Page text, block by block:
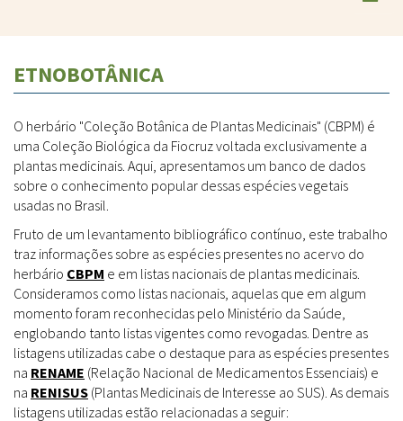
ETNOBOTÂNICA
O herbário "Coleção Botânica de Plantas Medicinais" (CBPM) é
uma Coleção Biológica da Fiocruz voltada exclusivamente a
plantas medicinais. Aqui, apresentamos um banco de dados
sobre o conhecimento popular dessas espécies vegetais
usadas no Brasil.
Fruto de um levantamento bibliográfico contínuo, este trabalho
traz informações sobre as espécies presentes no acervo do
herbário CBPM e em listas nacionais de plantas medicinais.
Consideramos como listas nacionais, aquelas que em algum
momento foram reconhecidas pelo Ministério da Saúde,
englobando tanto listas vigentes como revogadas. Dentre as
listagens utilizadas cabe o destaque para as espécies presentes
na RENAME (Relação Nacional de Medicamentos Essenciais) e
na RENISUS (Plantas Medicinais de Interesse ao SUS). As demais
listagens utilizadas estão relacionadas a seguir: